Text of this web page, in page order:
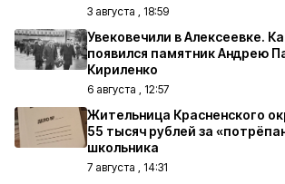
3 августа , 18:59
Увековечили в Алексеевке.
появился памятник Андрею
Кириленко
6 августа , 12:57
Жительница Красненского
55 тысяч рублей за
школьника
7 августа , 14:31